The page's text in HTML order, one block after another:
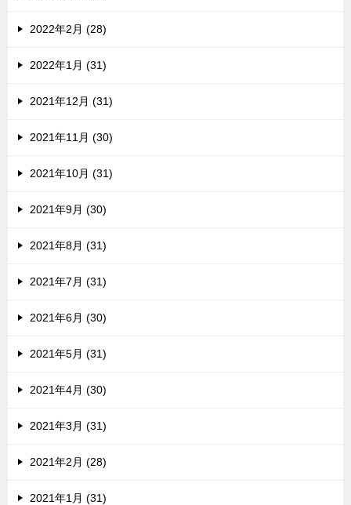
2022年2月 (28)
2022年1月 (31)
2021年12月 (31)
2021年11月 (30)
2021年10月 (31)
2021年9月 (30)
2021年8月 (31)
2021年7月 (31)
2021年6月 (30)
2021年5月 (31)
2021年4月 (30)
2021年3月 (31)
2021年2月 (28)
2021年1月 (31)